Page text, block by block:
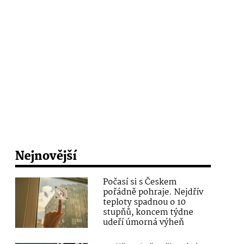
Nejnovější
Počasí si s Českem
pořádně pohraje. Nejdřív
teploty spadnou o 10
stupňů, koncem týdne
udeří úmorná výheň